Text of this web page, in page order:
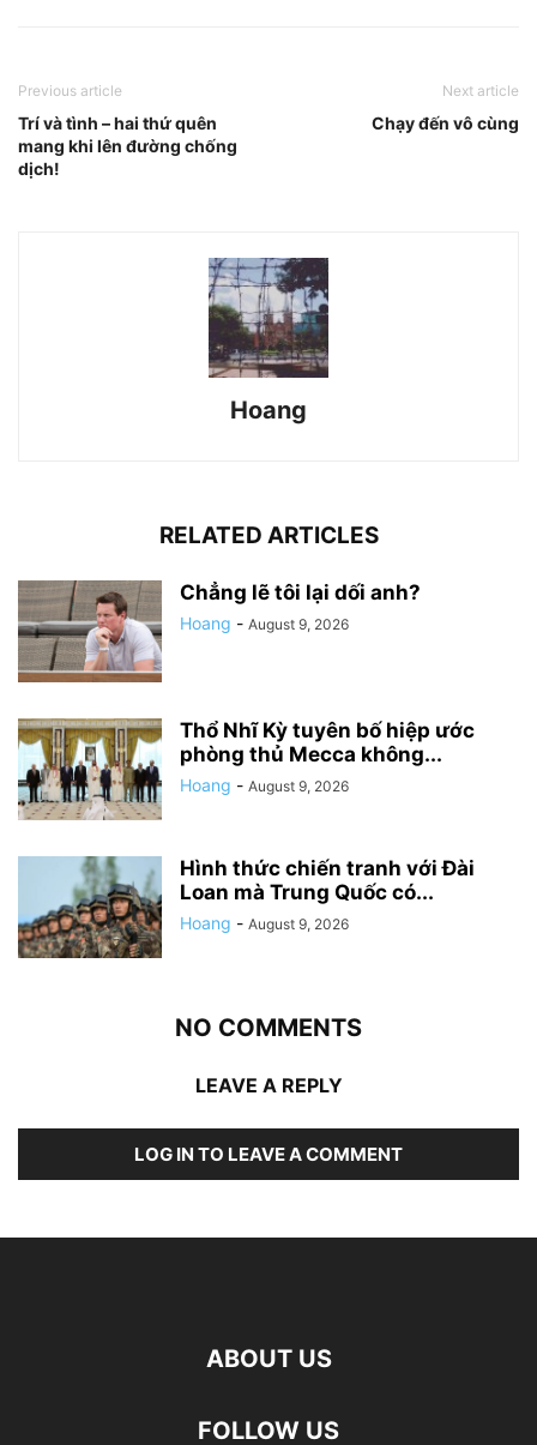
Previous article
Trí và tình – hai thứ quên
mang khi lên đường chống
dịch!
Next article
Chạy đến vô cùng
Hoang
RELATED ARTICLES
Chẳng lẽ tôi lại dối anh?
Hoang - August 9, 2026
Thổ Nhĩ Kỳ tuyên bố hiệp ước
phòng thủ Mecca không...
Hoang - August 9, 2026
Hình thức chiến tranh với Đài
Loan mà Trung Quốc có...
Hoang - August 9, 2026
NO COMMENTS
LEAVE A REPLY
LOG IN TO LEAVE A COMMENT
ABOUT US
FOLLOW US